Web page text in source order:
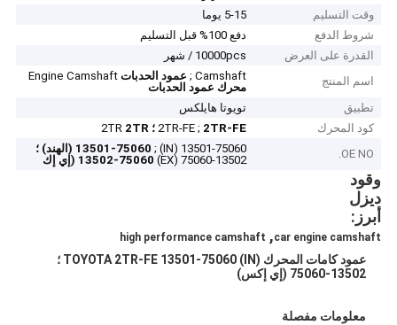
وقت التسليم
5-15 يوما
شروط الدفع
دفع 100% قبل التسليم
القدرة على العرض
10000pcs / شهر
اسم المنتج
Camshaft ; عمود الحدبات Engine Camshaft
محرك عمود الحدبات
تطبيق
تويوتا هايلكس
كود المحرك
2TR-FE ; 2TR-FE ؛ 2TR 2TR
OE NO.
13501-75060 (IN) ;
13501-75060 (الهند) ؛
13502-75060 (EX)
13502-75060 (إي إك
وقود
ديزل
أبرز:
car engine camshaft
,
high performance camshaft
عمود كامات المحرك TOYOTA 2TR-FE 13501-75060 (IN) ؛
13502-75060 (إي إكس)
معلومات مفصلة